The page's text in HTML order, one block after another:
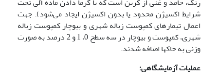
شرایط اکسیژن محدود یا بدون اکسیژن ایجاد می‌شود). جهت
اعمال تیمارهای کمپوست زباله شهری و بیوچار کمپوست زباله
شهری، کمپوست و بیوچار در سه سطح 0، 1 و 2 درصد به صورت
وزنی به خاک‎ها اضافه شدند.
عملیات آزمایشگاهی: